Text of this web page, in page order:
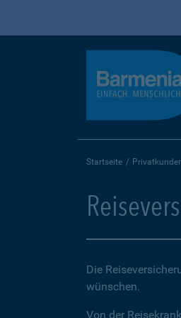
Startseite
Die
wünschen.
Von der